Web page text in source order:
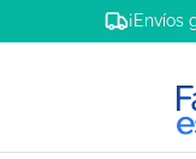
¡Envíos